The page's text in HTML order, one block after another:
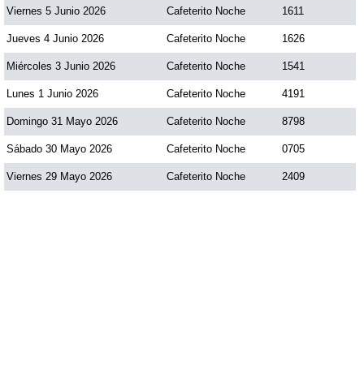
Pick 3 Noche
Pick 4 Día
Pick 4 Noche
Pijao de Oro
Viernes 5 Junio 2026 Cafeterito Noche 1611
Jueves 4 Junio 2026 Cafeterito Noche 1626
Miércoles 3 Junio 2026 Cafeterito Noche 1541
Lunes 1 Junio 2026 Cafeterito Noche 4191
Domingo 31 Mayo 2026 Cafeterito Noche 8798
Sábado 30 Mayo 2026 Cafeterito Noche 0705
Viernes 29 Mayo 2026 Cafeterito Noche 2409